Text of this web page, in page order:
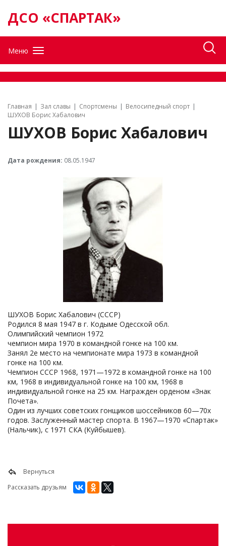
ДСО «СПАРТАК»
Меню
Главная Зал славы Спортсмены
Велосипедный спорт
ШУХОВ Борис Хабалович
ШУХОВ Борис Хабалович
Дата рождения: 08.05.1947
ШУХОВ Борис Хабалович (СССР)
Родился 8 мая 1947 в г. Кодыме Одесской обл.
Олимпийский чемпион 1972
чемпион мира 1970 в командной гонке на 100 км.
Занял 2е место на чемпионате мира 1973 в командной
гонке на 100 км.
Чемпион СССР 1968, 1971—1972 в командной гонке на 100
км, 1968 в индивидуальной гонке на 100 км, 1968 в
индивидуальной гонке на 25 км. Награжден орденом «Знак
Почета».
Один из лучших советских гонщиков шоссейников 60—70х
годов. Заслуженный мастер спорта. В 1967—1970 «Спартак»
(Нальчик), с 1971 СКА (Куйбышев).
Вернуться
Рассказать друзьям